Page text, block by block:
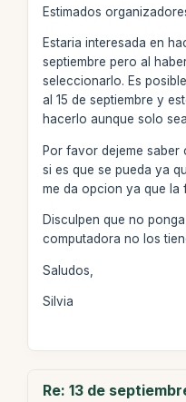
Estimados
Estaria interesada en
septiembre pero al
seleccionarlo. Es
al 15 de septiembre y
hacerlo aunque solo
Por favor dejeme saber
si es que se pueda ya
me da opcion ya que la
Disculpen que no
computadora no los
Saludos,
Silvia
Re: 13 de